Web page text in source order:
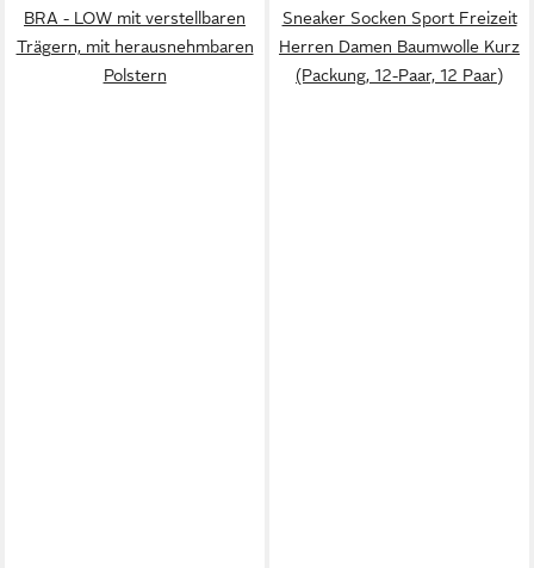
BRA - LOW mit verstellbaren
Trägern, mit herausnehmbaren
Polstern
Sneaker Socken Sport Freizeit
Herren Damen Baumwolle Kurz
(Packung, 12-Paar, 12 Paar)